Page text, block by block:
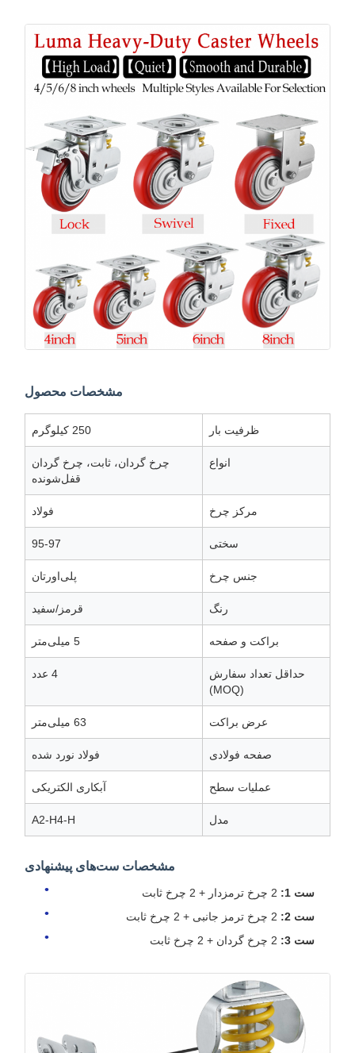
مشخصات محصول
ظرفیت بار 250 کیلوگرم
انواع
چرخ گردان، ثابت، چرخ گردان
قفل‌شونده
مرکز چرخ فولاد
سختی 95-97
جنس چرخ پلی‌اورتان
رنگ قرمز/سفید
براکت و صفحه 5 میلی‌متر
حداقل تعداد سفارش
(MOQ)
4 عدد
عرض براکت 63 میلی‌متر
صفحه فولادی فولاد نورد شده
عملیات سطح آبکاری الکتریکی
مدل A2-H4-H
مشخصات ست‌های پیشنهادی
ست 1:
ست 2:
ست 3: